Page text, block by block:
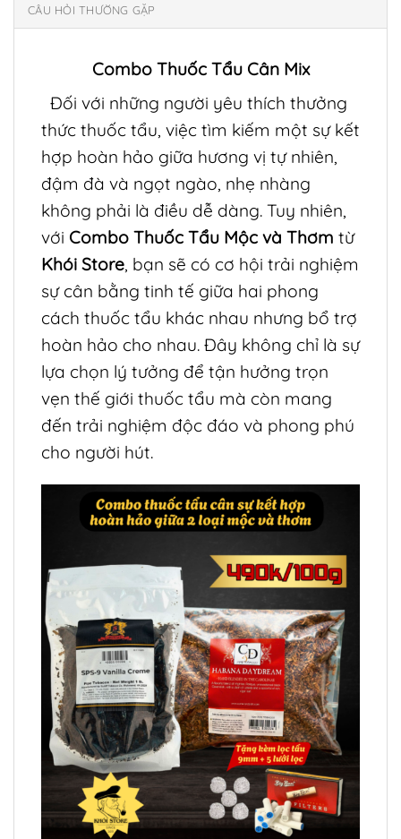
CÂU HỎI THƯỜNG GẶP
Combo Thuốc Tẩu Cân Mix
Đối với những người yêu thích thưởng
thức thuốc tẩu, việc tìm kiếm một sự kết
hợp hoàn hảo giữa hương vị tự nhiên,
đậm đà và ngọt ngào, nhẹ nhàng
không phải là điều dễ dàng. Tuy nhiên,
với Combo Thuốc Tẩu Mộc và Thơm từ
Khói Store, bạn sẽ có cơ hội trải nghiệm
sự cân bằng tinh tế giữa hai phong
cách thuốc tẩu khác nhau nhưng bổ trợ
hoàn hảo cho nhau. Đây không chỉ là sự
lựa chọn lý tưởng để tận hưởng trọn
vẹn thế giới thuốc tẩu mà còn mang
đến trải nghiệm độc đáo và phong phú
cho người hút.